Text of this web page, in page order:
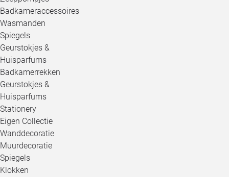
Badkameraccessoires
Wasmanden
Spiegels
Geurstokjes &
Huisparfums
Badkamerrekken
Geurstokjes &
Huisparfums
Stationery
Eigen Collectie
Wanddecoratie
Muurdecoratie
Spiegels
Klokken